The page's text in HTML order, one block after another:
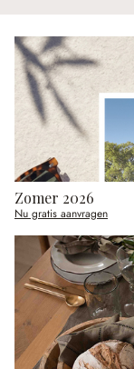
Zomer 2026
Nu gratis aanvragen